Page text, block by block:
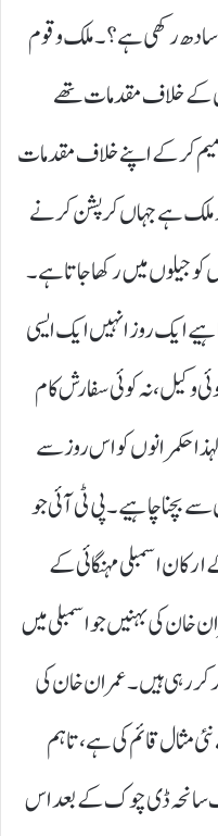
رکھی ہے؟۔ ملک و قوم
کے خلاف مقدمات تھے
کرکے اپنے خلاف مقدمات
ملک ہے جہاں کرپشن کرنے
کو جیلوں میں رکھا جاتا ہے۔
ایک روز انہیں ایک ایسی
وکیل، نہ کوئی سفارش کام
حکمرانوں کو اس روز سے
بچنا چاہیے۔ پی ٹی آئی جو
اسمبلی مہنگائی کے
خان کی بہنیں جو اسمبلی میں
کر رہی ہیں۔ عمران خان کی
مثال قائم کی ہے، تاہم
سانحہ ڈی چوک کے بعد اس